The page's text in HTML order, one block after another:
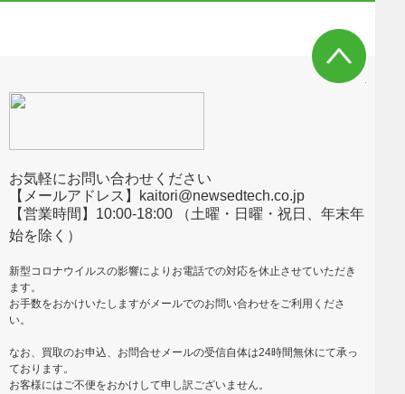
お気軽にお問い合わせください
【メールアドレス】kaitori@newsedtech.co.jp
【営業時間】10:00-18:00 （土曜・日曜・祝日、年末年
始を除く）
新型コロナウイルスの影響によりお電話での対応を休止させていただき
ます。
お手数をおかけいたしますがメールでのお問い合わせをご利用くださ
い。
なお、買取のお申込、お問合せメールの受信自体は24時間無休にて承っ
ております。
お客様にはご不便をおかけして申し訳ございません。